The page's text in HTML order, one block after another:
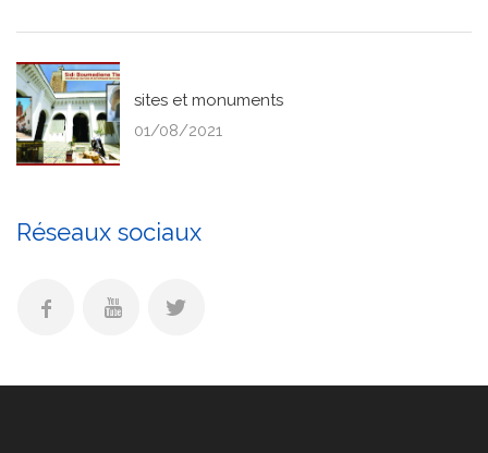
sites et monuments
01/08/2021
Réseaux sociaux